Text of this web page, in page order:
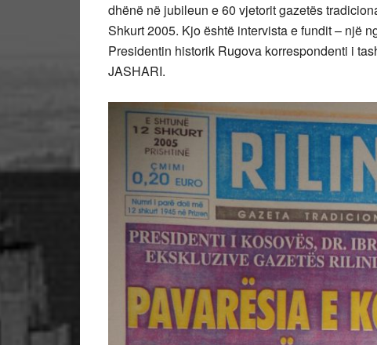
dhënë në jubileun e 60 vjetorit gazetës
Shkurt 2005. Kjo është intervista e fundit – një
Presidentin historik Rugova korrespondenti i
JASHARI.